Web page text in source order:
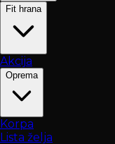
Fit hrana
Akcija
Oprema
Korpa
Lista želja